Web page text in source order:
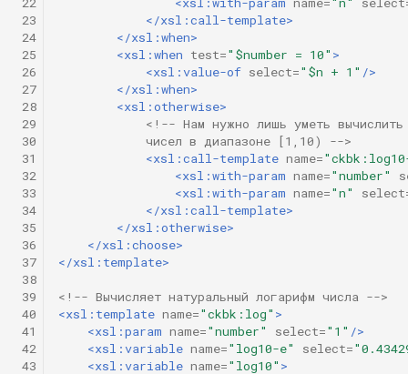
23
24
25
26
27
28
29
30
31
32
33
34
35
36
37
38
39
40
41
42
43
</xsl:call-template>
</xsl:when>
<xsl:when test="$number = 10" >
<xsl:value-of select="$n + 1" />
</xsl:when>
<xsl:otherwise>
<!-- Нам нужно лишь уметь вычислить
            чисел в диапазоне [1,10) -->
<xsl:call-template name=
<xsl:with-param name="number"
<xsl:with-param name="n"
</xsl:call-template>
</xsl:otherwise>
</xsl:choose>
</xsl:template>
<!-- Вычисляет натуральный логарифм числа -->
<xsl:template name="ckbk:log" >
<xsl:param name="number" select="1" />
<xsl:variable name="log10-e" select=
<xsl:variable name="log10" >